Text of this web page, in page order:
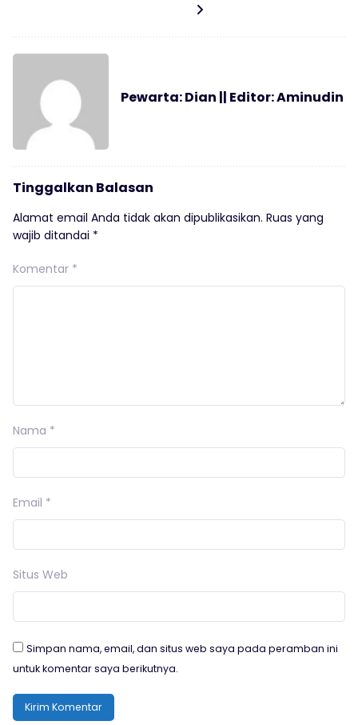
Pewarta: Dian || Editor: Aminudin
Tinggalkan Balasan
Alamat email Anda tidak akan dipublikasikan. Ruas yang
wajib ditandai *
Komentar *
Nama *
Email *
Situs Web
Simpan nama, email, dan situs web saya pada peramban ini
untuk komentar saya berikutnya.